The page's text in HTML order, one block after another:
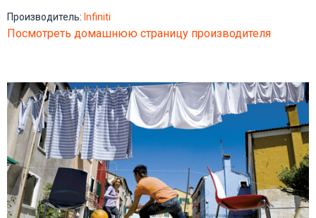
Производитель: Infiniti
Посмотреть домашнюю страницу производителя